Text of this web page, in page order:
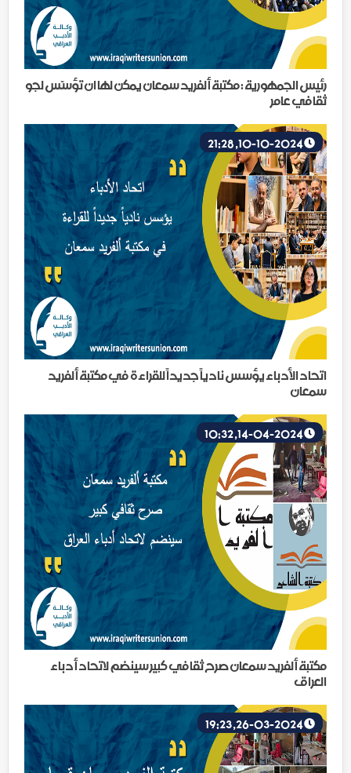
رئيس الجمهورية : مكتبة ألفريد سمعان يمكن لها ان تؤسّس لجو
ثقافي عامر
اتحاد الأدباء يؤسس نادياً جديداً للقراءة في مكتبة ألفريد
سمعان
مكتبة ألفريد سمعان صرح ثقافي كبير سينضم لاتحاد أدباء
العراق